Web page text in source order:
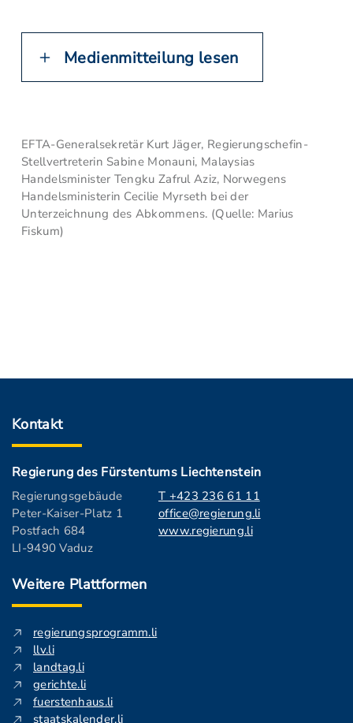
Medienmitteilung lesen
EFTA-Generalsekretär Kurt Jäger, Regierungschefin-
Stellvertreterin Sabine Monauni, Malaysias
Handelsminister Tengku Zafrul Aziz, Norwegens
Handelsministerin Cecilie Myrseth bei der
Unterzeichnung des Abkommens. (Quelle: Marius
Fiskum)
Kontakt
Regierung des Fürstentums Liechtenstein
Regierungsgebäude
Peter-Kaiser-Platz 1
Postfach 684
LI-9490 Vaduz
T +423 236 61 11
office@regierung.li
www.regierung.li
Weitere Plattformen
regierungsprogramm.li
llv.li
landtag.li
gerichte.li
fuerstenhaus.li
staatskalender.li